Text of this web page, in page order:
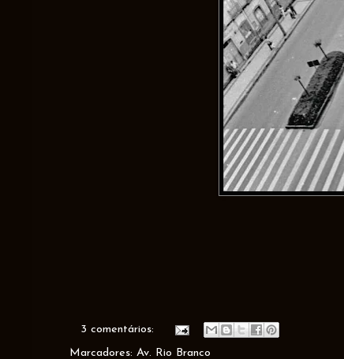
3 comentários:
Marcadores: Av. Rio Branco